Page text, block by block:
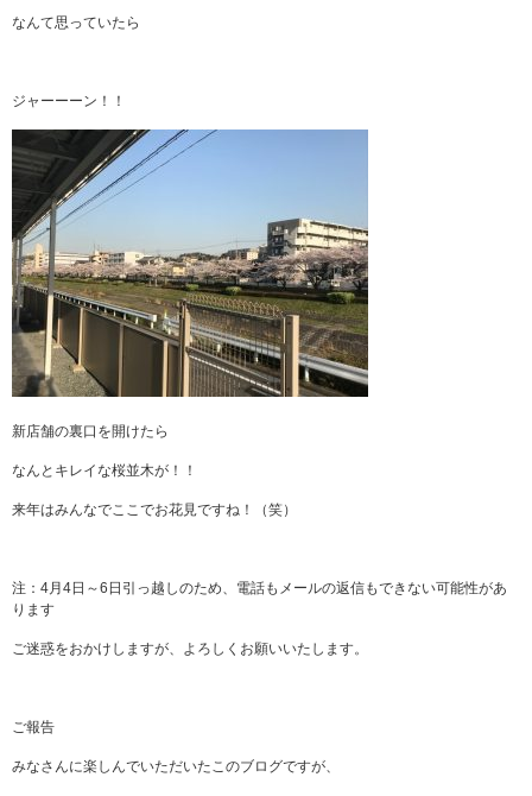
なんて思っていたら
ジャーーーン！！
新店舗の裏口を開けたら
なんとキレイな桜並木が！！
来年はみんなでここでお花見ですね！（笑）
注：4月4日～6日引っ越しのため、電話もメールの返信もできない可能性があ
ります
ご迷惑をおかけしますが、よろしくお願いいたします。
ご報告
みなさんに楽しんでいただいたこのブログですが、